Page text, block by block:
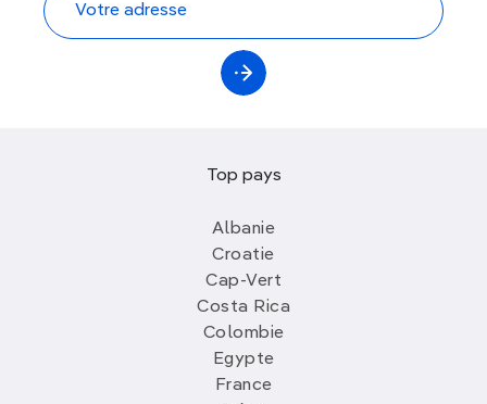
Top pays
Albanie
Croatie
Cap-Vert
Costa Rica
Colombie
Egypte
France